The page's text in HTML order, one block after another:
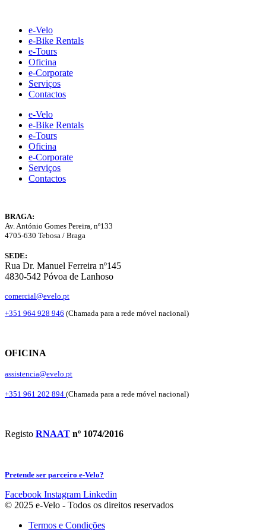
contente-Velo
e-Bike Rentals
e-Tours
Oficina
e-Corporate
Serviços
Contactos
e-Velo
e-Bike Rentals
e-Tours
Oficina
e-Corporate
Serviços
Contactos
BRAGA:
Av. António Gomes Pereira, nº133
4705-630 Tebosa / Braga
SEDE:
Rua Dr. Manuel Ferreira nº145
4830-542 Póvoa de Lanhoso
comercial@evelo.pt
+351 964 928 946 (Chamada para a rede móvel nacional)
OFICINA
assistencia@evelo.pt
+351 961 202 894 (Chamada para a rede móvel nacional)
Registo RNAAT nº 1074/2016
Pretende ser parceiro e-Velo?
Facebook Instagram Linkedin
© 2025 e-Velo - Todos os direitos reservados
Termos e Condições